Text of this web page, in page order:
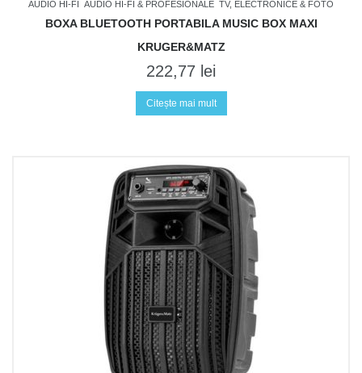
AUDIO HI-FI AUDIO HI-FI & PROFESIONALE TV, ELECTRONICE & FOTO
BOXA BLUETOOTH PORTABILA MUSIC BOX MAXI
KRUGER&MATZ
222,77 lei
Citește mai mult